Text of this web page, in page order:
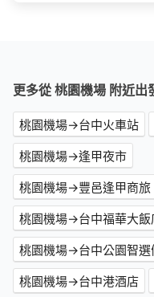
更多從 桃園機場 附近出
桃園機場→台中火車站
桃園機場→逢甲夜市
桃園機場→豐邑逢甲商旅
桃園機場→台中福華大飯
桃園機場→台中公園智選
桃園機場→台中港酒店